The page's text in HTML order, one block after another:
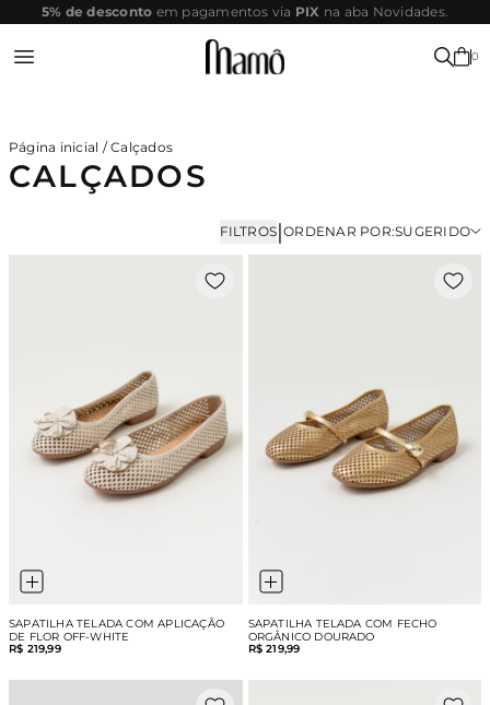
SITE
SEGURO Parcele em até 10x sem juros
0
Página inicial /Calçados
CALÇADOS
FILTROS|ORDENAR POR:SUGERIDO
SAPATILHA TELADA COM APLICAÇÃO
DE FLOR OFF-WHITE
R$ 219,99
SAPATILHA TELADA COM FECHO
ORGÂNICO DOURADO
R$ 219,99